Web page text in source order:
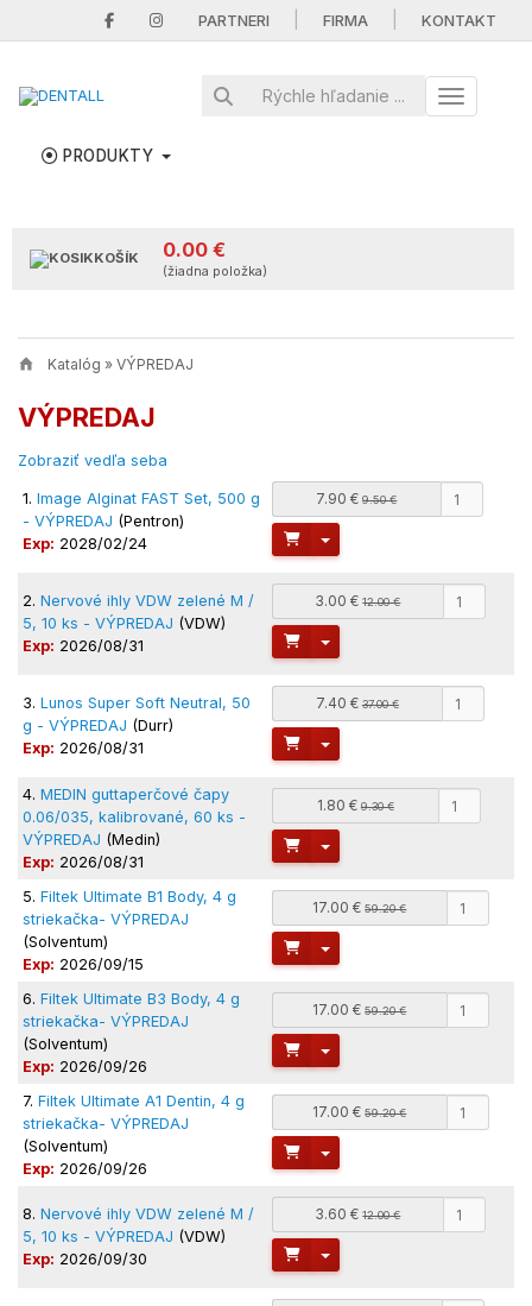
PARTNERI FIRMA KONTAKT
Toggle
PRODUKTY
KOŠÍK 0.00 €
(žiadna položka)
Katalóg » VÝPREDAJ
VÝPREDAJ
Zobraziť vedľa seba
1. Image Alginat FAST Set, 500 g
- VÝPREDAJ (Pentron)
Exp: 2028/02/24
7.90 €9.50 €
Toggle Dropdown
2. Nervové ihly VDW zelené M /
5, 10 ks - VÝPREDAJ (VDW)
Exp: 2026/08/31
3.00 €12.00 €
Toggle Dropdown
3. Lunos Super Soft Neutral, 50
g - VÝPREDAJ (Durr)
Exp: 2026/08/31
7.40 €37.00 €
Toggle Dropdown
4. MEDIN guttaperčové čapy
0.06/035, kalibrované, 60 ks -
VÝPREDAJ (Medin)
Exp: 2026/08/31
1.80 €9.30 €
Toggle Dropdown
5. Filtek Ultimate B1 Body, 4 g
striekačka- VÝPREDAJ
(Solventum)
Exp: 2026/09/15
17.00 €59.20 €
Toggle Dropdown
6. Filtek Ultimate B3 Body, 4 g
striekačka- VÝPREDAJ
(Solventum)
Exp: 2026/09/26
17.00 €59.20 €
Toggle Dropdown
7. Filtek Ultimate A1 Dentin, 4 g
striekačka- VÝPREDAJ
(Solventum)
Exp: 2026/09/26
17.00 €59.20 €
Toggle Dropdown
8. Nervové ihly VDW zelené M /
5, 10 ks - VÝPREDAJ (VDW)
Exp: 2026/09/30
3.60 €12.00 €
Toggle Dropdown